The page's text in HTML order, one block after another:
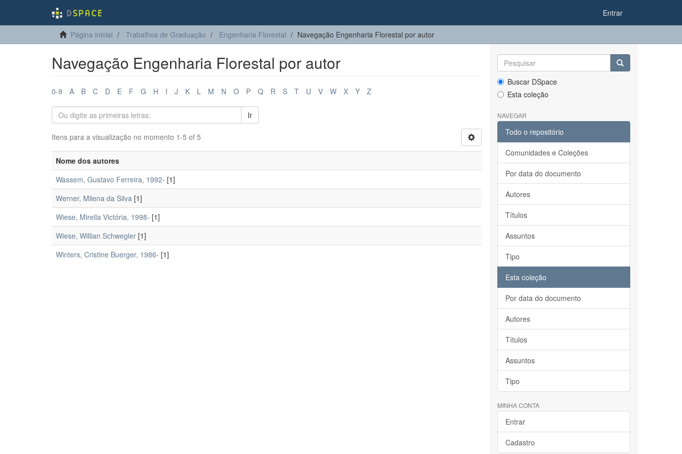
Entrar
Página inicial Trabalhos de Graduação Engenharia Florestal Navegação Engenharia Florestal por autor
Navegação Engenharia Florestal por autor
0-9 A B C D E F G H I J K L M N O P Q R S T U V W X Y Z
Ir
Itens para a visualização no momento 1-5 of 5
Nome dos autores
Wassem, Gustavo Ferreira, 1992- [1]
Werner, Milena da Silva [1]
Wiese, Mirella Victória, 1998- [1]
Wiese, Willian Schwegler [1]
Winters, Cristine Buerger, 1986- [1]
Buscar DSpace
Esta coleção
NAVEGAR
Todo o repositório
Comunidades e Coleções
Por data do documento
Autores
Títulos
Assuntos
Tipo
Esta coleção
Por data do documento
Autores
Títulos
Assuntos
Tipo
MINHA CONTA
Entrar
Cadastro